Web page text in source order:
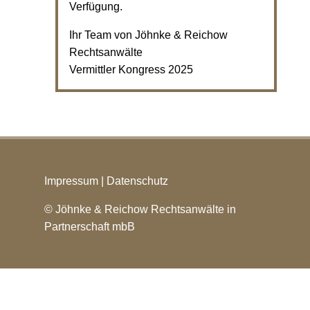
Verfügung.
Ihr Team von Jöhnke & Reichow
Rechtsanwälte
Vermittler Kongress 2025
Impressum Datenschutz
© Jöhnke & Reichow Rechtsanwälte in
Partnerschaft mbB